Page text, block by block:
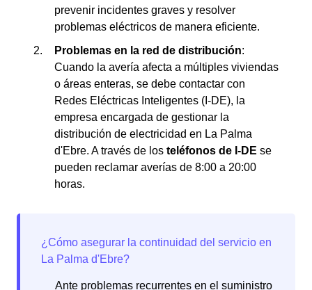
prevenir incidentes graves y resolver
problemas eléctricos de manera eficiente.
Problemas en la red de distribución:
Cuando la avería afecta a múltiples viviendas
o áreas enteras, se debe contactar con
Redes Eléctricas Inteligentes (I-DE), la
empresa encargada de gestionar la
distribución de electricidad en La Palma
d'Ebre. A través de los teléfonos de I-DE se
pueden reclamar averías de 8:00 a 20:00
horas.